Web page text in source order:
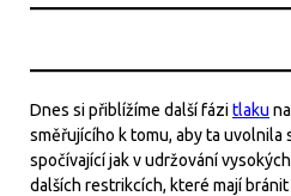
Dnes si přiblížíme další fázitlaku
směřujícího k tomu, aby ta
spočívající jak v udržování
dalších restrikcích, které mají